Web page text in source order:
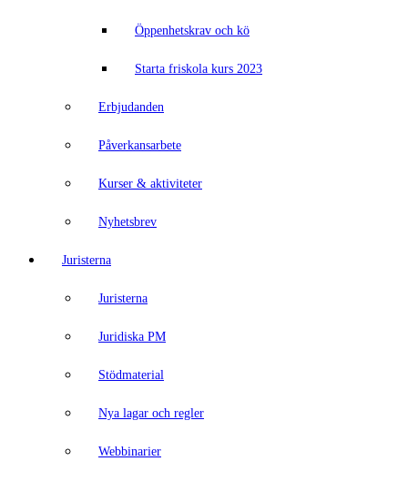
Öppenhetskrav och kö
Starta friskola kurs 2023
Erbjudanden
Påverkansarbete
Kurser & aktiviteter
Nyhetsbrev
Juristerna
Juristerna
Juridiska PM
Stödmaterial
Nya lagar och regler
Webbinarier